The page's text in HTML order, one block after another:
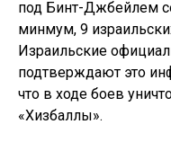
под Бинт-Джбейлем
минмум, 9
Израильские
подтверждают это
что в ходе боев
«Хизбаллы».